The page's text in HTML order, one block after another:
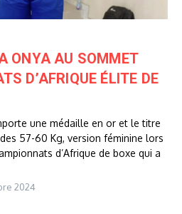
ONYA AU SOMMET
D’AFRIQUE ÉLITE DE
une médaille en or et le titre
57-60 Kg, version féminine lors
d’Afrique de boxe qui a
2024